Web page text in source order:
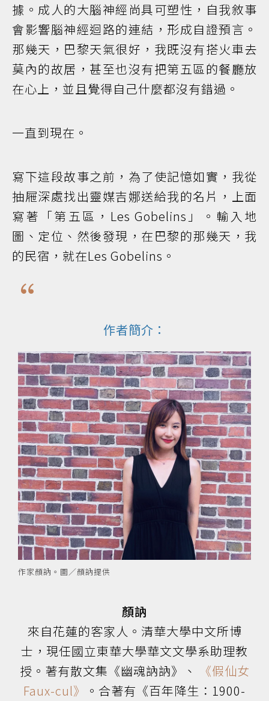
據。成人的大腦神經尚具可塑性，自我敘事
會影響腦神經迴路的連結，形成自證預言。
那幾天，巴黎天氣很好，我既沒有搭火車去
莫內的故居，甚至也沒有把第五區的餐廳放
在心上，並且覺得自己什麼都沒有錯過。
一直到現在。
寫下這段故事之前，為了使記憶如實，我從
抽屜深處找出靈媒吉娜送給我的名片，上面
寫著「第五區，Les Gobelins」。輸入地
圖、定位、然後發現，在巴黎的那幾天，我
的民宿，就在Les Gobelins。
作者簡介：
作家顏訥。圖／顏訥提供
顏訥
來自花蓮的客家人。清華大學中文所博
士，現任國立東華大學華文文學系助理教
授。著有散文集《幽魂訥訥》、
《假仙女
Faux-cul》
。合著有《百年降生：1900-